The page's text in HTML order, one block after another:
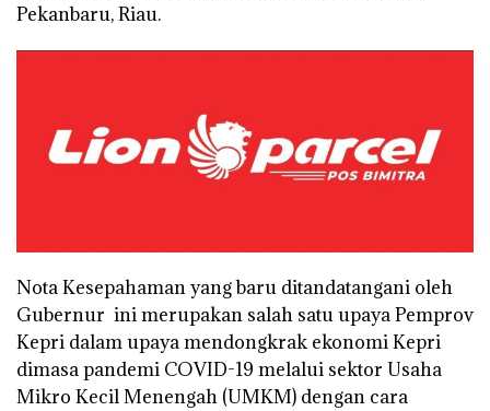
Pekanbaru, Riau.
Nota Kesepahaman yang baru ditandatangani oleh
Gubernur ini merupakan salah satu upaya Pemprov
Kepri dalam upaya mendongkrak ekonomi Kepri
dimasa pandemi COVID-19 melalui sektor Usaha
Mikro Kecil Menengah (UMKM) dengan cara